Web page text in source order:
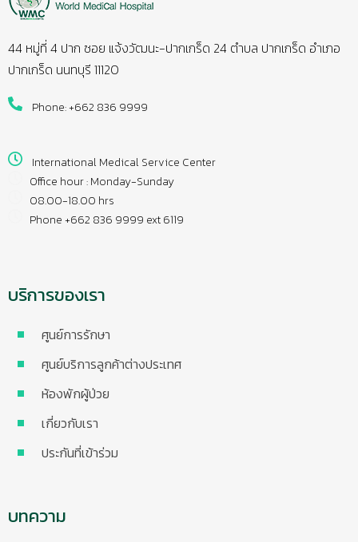
44 หมู่ที่ 4 ปาก ซอย แจ้งวัฒนะ-ปากเกร็ด 24 ตำบล ปากเกร็ด อำเภอ
ปากเกร็ด นนทบุรี 11120
Phone: +662 836 9999
International Medical Service Center
Office hour : Monday-Sunday
08.00-18.00 hrs
Phone +662 836 9999 ext 6119
บริการของเรา
ศูนย์การรักษา
ศูนย์บริการลูกค้าต่างประเทศ
ห้องพักผู้ป่วย
เกี่ยวกับเรา
ประกันที่เข้าร่วม
บทความ